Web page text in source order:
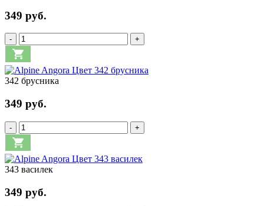
349 руб.
- +
342 брусника
349 руб.
- +
343 василек
349 руб.